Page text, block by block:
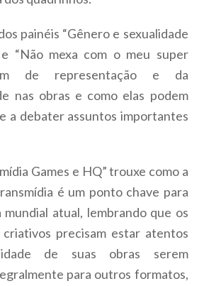
painéis “Gênero e sexualidade
“Não mexa com o meu super
de representação e da
nas obras e como elas podem
a debater assuntos importantes
Games e HQ” trouxe como a
é um ponto chave para
atual, lembrando que os
precisam estar atentos
de suas obras serem
para outros formatos,